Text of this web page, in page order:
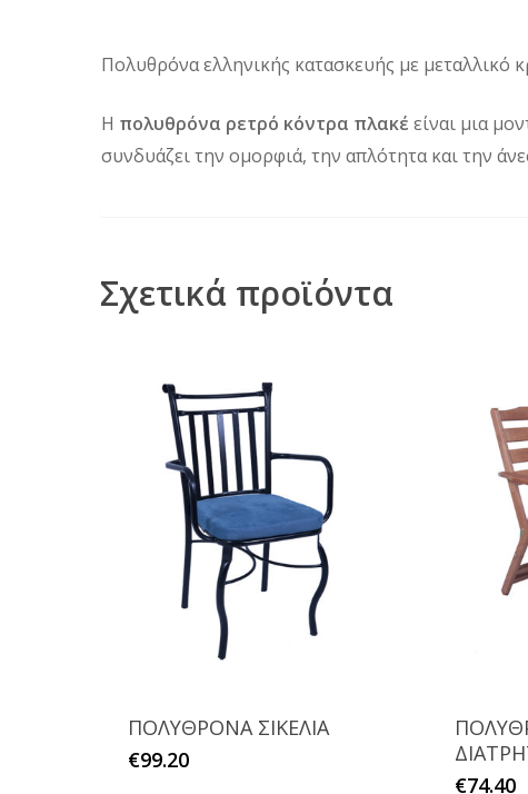
Πολυθρόνα ελληνικής κατασκευής με μεταλλικό
Η πολυθρόνα ρετρό κόντρα πλακέ είναι μια
συνδυάζει την ομορφιά, την απλότητα και την
Σχετικά προϊόντα
ΠΟΛΥΘΡΟΝΑ ΣΙΚΕΛΙΑ
€99.20
€74.40